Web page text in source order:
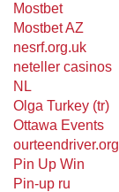
Mostbet
Mostbet AZ
nesrf.org.uk
neteller casinos
NL
Olga Turkey (tr)
Ottawa Events
ourteendriver.org
Pin Up Win
Pin-up ru